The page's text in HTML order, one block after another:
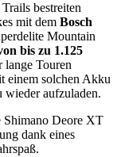
bestreiten
mit dem Bosch
Mountain
bis zu 1.125
lange Touren
einem solchen Akku
wieder aufzuladen.
Shimano Deore XT
dank eines